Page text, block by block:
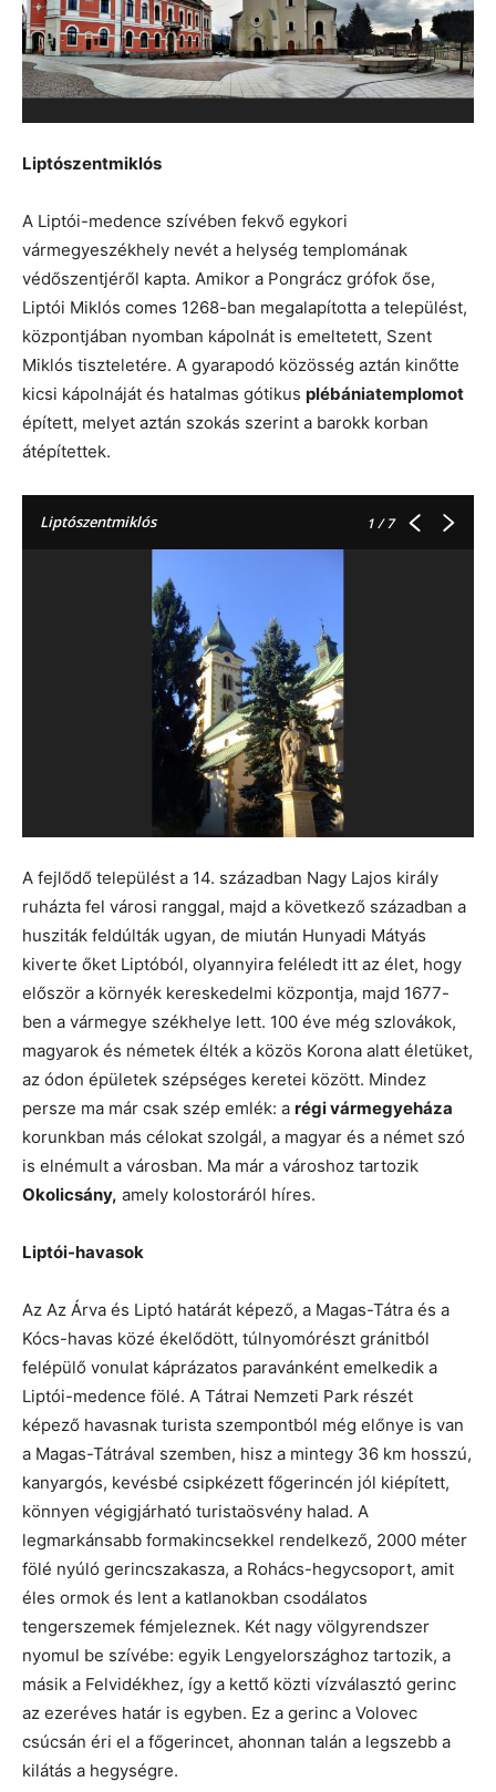
Liptószentmiklós
A Liptói-medence szívében fekvő egykori
vármegyeszékhely nevét a helység templomának
védőszentjéről kapta. Amikor a Pongrácz grófok őse,
Liptói Miklós comes 1268-ban megalapította a települést,
központjában nyomban kápolnát is emeltetett, Szent
Miklós tiszteletére. A gyarapodó közösség aztán kinőtte
kicsi kápolnáját és hatalmas gótikus plébániatemplomot
épített, melyet aztán szokás szerint a barokk korban
átépítettek.
Liptószentmiklós 1/ 7
A fejlődő települést a 14. században Nagy Lajos király
ruházta fel városi ranggal, majd a következő században a
husziták feldúlták ugyan, de miután Hunyadi Mátyás
kiverte őket Liptóból, olyannyira feléledt itt az élet, hogy
először a környék kereskedelmi központja, majd 1677-
ben a vármegye székhelye lett. 100 éve még szlovákok,
magyarok és németek élték a közös Korona alatt életüket,
az ódon épületek szépséges keretei között. Mindez
persze ma már csak szép emlék: a régi vármegyeháza
korunkban más célokat szolgál, a magyar és a német szó
is elnémult a városban. Ma már a városhoz tartozik
Okolicsány, amely kolostoráról híres.
Liptói-havasok
Az Az Árva és Liptó határát képező, a Magas-Tátra és a
Kócs-havas közé ékelődött, túlnyomórészt gránitból
felépülő vonulat káprázatos paravánként emelkedik a
Liptói-medence fölé. A Tátrai Nemzeti Park részét
képező havasnak turista szempontból még előnye is van
a Magas-Tátrával szemben, hisz a mintegy 36 km hosszú,
kanyargós, kevésbé csipkézett főgerincén jól kiépített,
könnyen végigjárható turistaösvény halad. A
legmarkánsabb formakincsekkel rendelkező, 2000 méter
fölé nyúló gerincszakasza, a Rohács-hegycsoport, amit
éles ormok és lent a katlanokban csodálatos
tengerszemek fémjeleznek. Két nagy völgyrendszer
nyomul be szívébe: egyik Lengyelországhoz tartozik, a
másik a Felvidékhez, így a kettő közti vízválasztó gerinc
az ezeréves határ is egyben. Ez a gerinc a Volovec
csúcsán éri el a főgerincet, ahonnan talán a legszebb a
kilátás a hegységre.